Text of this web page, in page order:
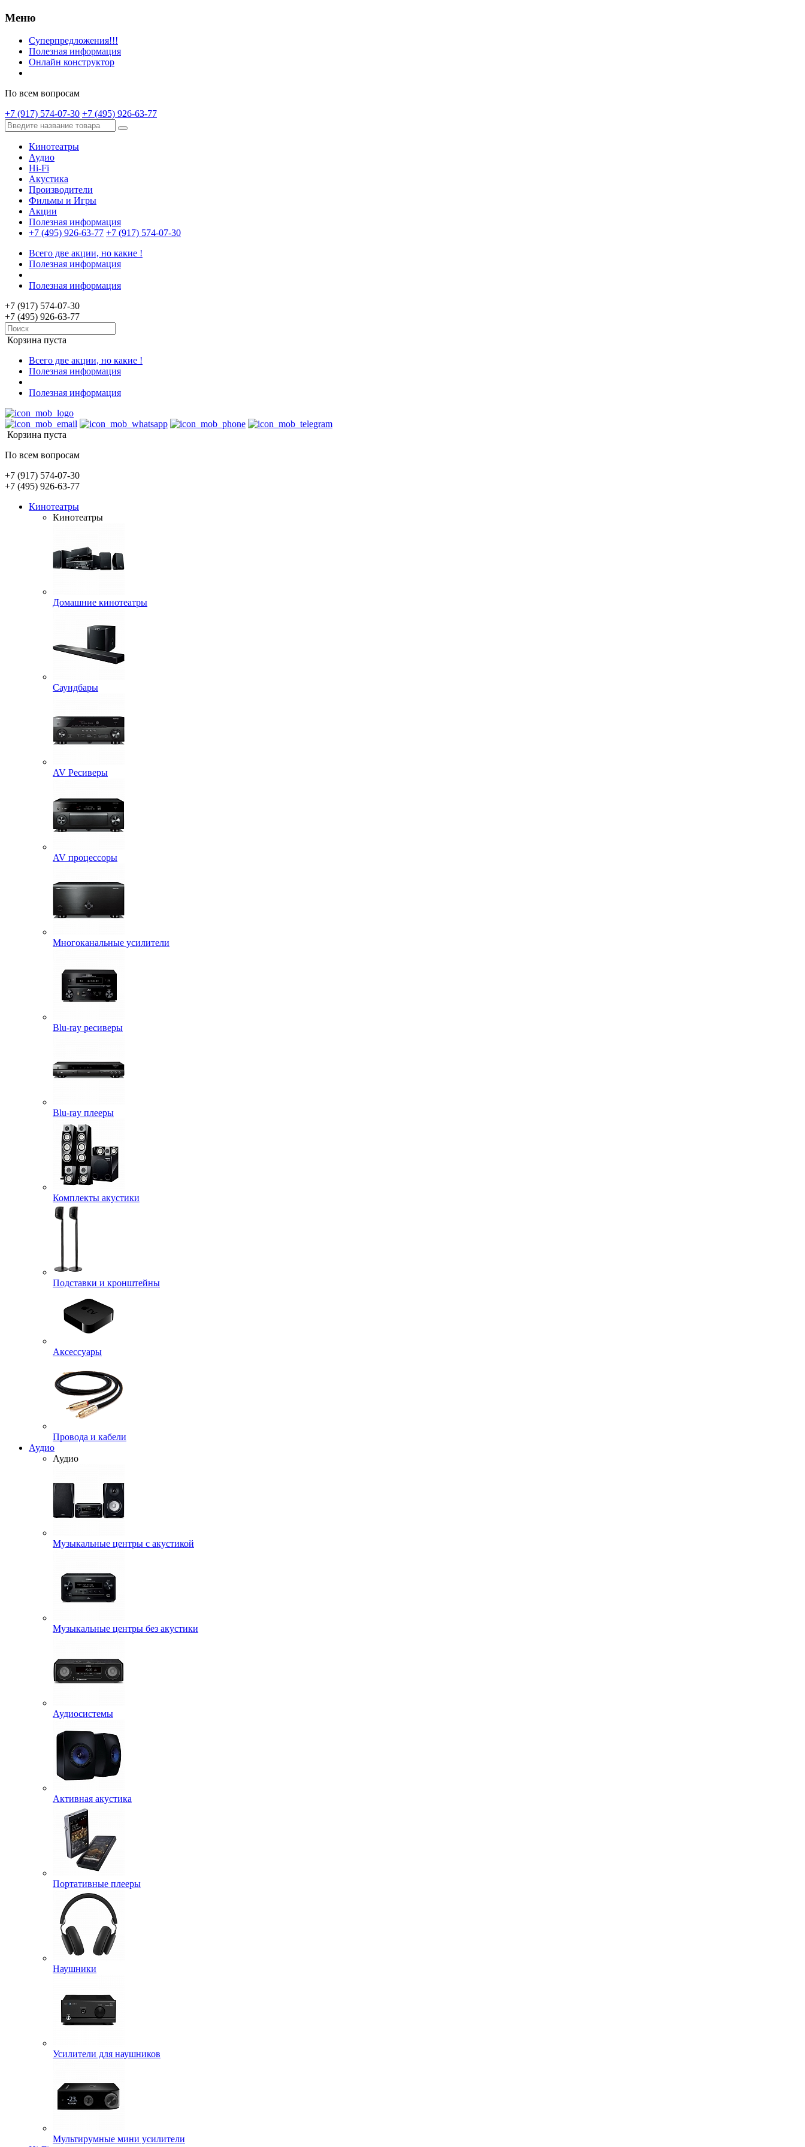
Меню
Суперпредложения!!!
Полезная информация
Онлайн конструктор
По всем вопросам
+7 (917) 574-07-30 +7 (495) 926-63-77
Кинотеатры
Аудио
Hi-Fi
Акустика
Производители
Фильмы и Игры
Акции
Полезная информация
+7 (495) 926-63-77 +7 (917) 574-07-30
Всего две акции, но какие !
Полезная информация
Полезная информация
+7 (917) 574-07-30
+7 (495) 926-63-77
Корзина пуста
Всего две акции, но какие !
Полезная информация
Полезная информация
Корзина пуста
По всем вопросам
+7 (917) 574-07-30
+7 (495) 926-63-77
Кинотеатры
Кинотеатры
Домашние кинотеатры
Саундбары
AV Ресиверы
AV процессоры
Многоканальные усилители
Blu-ray ресиверы
Blu-ray плееры
Комплекты акустики
Подставки и кронштейны
Аксессуары
Провода и кабели
Аудио
Аудио
Музыкальные центры с акустикой
Музыкальные центры без акустики
Аудиосистемы
Активная акустика
Портативные плееры
Наушники
Усилители для наушников
Мультирумные мини усилители